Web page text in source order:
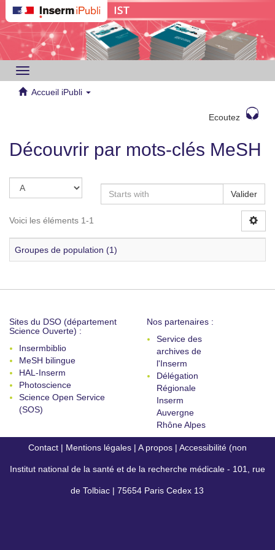
Toggle
navigation
Accueil iPubli
Ecoutez
Découvrir par mots-clés MeSH
Valider
Voici les éléments 1-1
Groupes de population (1)
Sites du DSO (département
Science Ouverte) :
Insermbiblio
MeSH bilingue
HAL-Inserm
Photoscience
Science Open Service
(SOS)
Nos partenaires :
Service des
archives de
l'Inserm
Délégation
Régionale
Inserm
Auvergne
Rhône Alpes
Contact | Mentions légales | A propos | Accessibilité (non
conforme)
Institut national de la santé et de la recherche médicale - 101, rue
de Tolbiac | 75654 Paris Cedex 13